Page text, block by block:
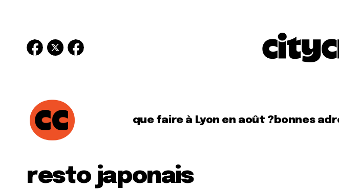
que faire à Lyon en août ?bonnes
resto japonais